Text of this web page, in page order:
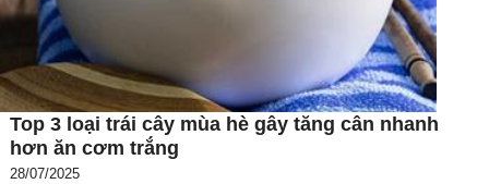
Top 3 loại trái cây mùa hè gây tăng cân nhanh
hơn ăn cơm trắng
28/07/2025